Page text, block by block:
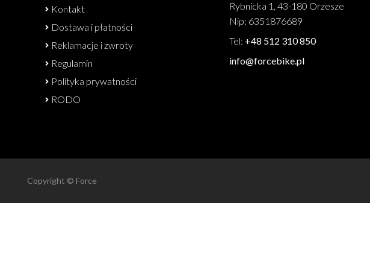
Kontakt
Dostawa i płatności
Reklamacje i zwroty
Regulamin
Polityka prywatności
RODO
Rybnicka 1, 43-180 Orzesze
Nip: 6351876689
Tel: +48 512 310 850
info@forcebike.pl
Copyright © Force